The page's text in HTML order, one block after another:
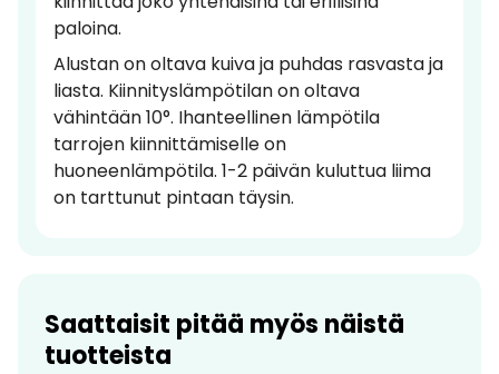
paloina.
Alustan on oltava kuiva ja puhdas rasvasta ja
liasta. Kiinnityslämpötilan on oltava
vähintään 10°. Ihanteellinen lämpötila
tarrojen kiinnittämiselle on
huoneenlämpötila. 1-2 päivän kuluttua liima
on tarttunut pintaan täysin.
Saattaisit pitää myös näistä
tuotteista